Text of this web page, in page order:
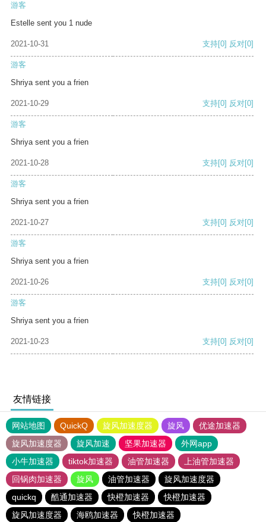
游客
Estelle sent you 1 nude
2021-10-31 支持[0] 反对[0]
游客
Shriya sent you a frien
2021-10-29 支持[0] 反对[0]
游客
Shriya sent you a frien
2021-10-28 支持[0] 反对[0]
游客
Shriya sent you a frien
2021-10-27 支持[0] 反对[0]
游客
Shriya sent you a frien
2021-10-26 支持[0] 反对[0]
游客
Shriya sent you a frien
2021-10-23 支持[0] 反对[0]
友情链接
网站地图 QuickQ 旋风加速度器 旋风
优途加速器
旋风加速度器
旋风加速 坚果加速器
外网app
小牛加速器
tiktok加速器 油管加速器
上油管加速器
回锅肉加速器
旋风 油管加速器
旋风加速度器
quickq
酷通加速器 快橙加速器
快橙加速器
旋风加速度器
海鸥加速器 快橙加速器